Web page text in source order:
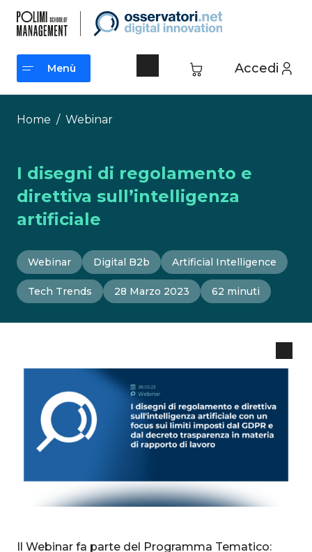
contenuto
Accedi
Menù
Menù
Home / Webinar
I disegni di regolamento e
direttiva sull’intelligenza
artificiale
Webinar Digital B2b Artificial Intelligence
Tech Trends 28 Marzo 2023 62 minuti
Il Webinar fa parte del Programma Tematico: